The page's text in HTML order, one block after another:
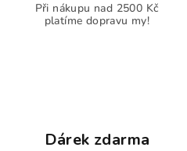
Při nákupu nad 2500 Kč
platíme dopravu my!
Dárek zdarma